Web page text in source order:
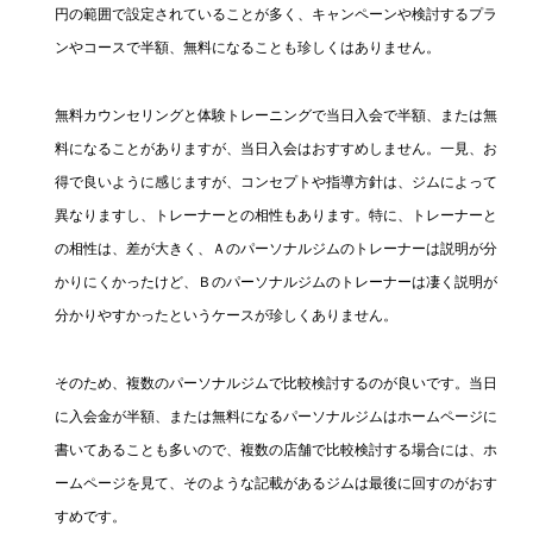
円の範囲で設定されていることが多く、キャンペーンや検討するプラ
ンやコースで半額、無料になることも珍しくはありません。
無料カウンセリングと体験トレーニングで当日入会で半額、または無
料になることがありますが、当日入会はおすすめしません。一見、お
得で良いように感じますが、コンセプトや指導方針は、ジムによって
異なりますし、トレーナーとの相性もあります。特に、トレーナーと
の相性は、差が大きく、Ａのパーソナルジムのトレーナーは説明が分
かりにくかったけど、Ｂのパーソナルジムのトレーナーは凄く説明が
分かりやすかったというケースが珍しくありません。
そのため、複数のパーソナルジムで比較検討するのが良いです。当日
に入会金が半額、または無料になるパーソナルジムはホームページに
書いてあることも多いので、複数の店舗で比較検討する場合には、ホ
ームページを見て、そのような記載があるジムは最後に回すのがおす
すめです。